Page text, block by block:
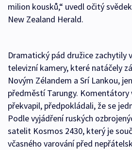
milion kousků,“ uvedl očitý
New Zealand Herald.
Dramatický pád družice zachytily
televizní kamery, které natáčely
Novým Zélandem a Srí Lankou,
předměstí Tarungy. Komentátory
překvapil, předpokládali, že se
Podle vyjádření ruských
satelit Kosmos 2430, který je
včasného varování před